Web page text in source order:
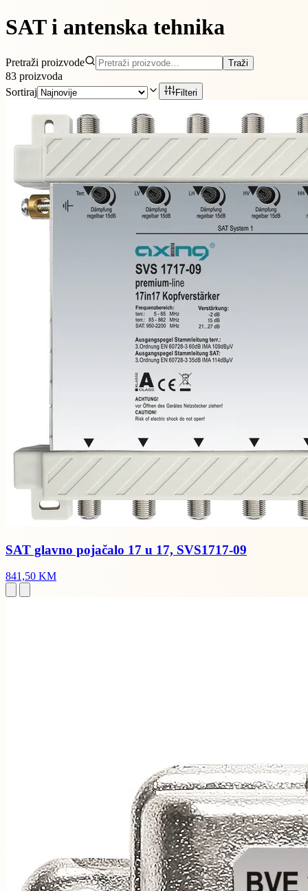
SAT i antenska tehnika
Pretraži proizvode Traži
83 proizvoda
Sortiraj
Filteri
SAT glavno pojačalo 17 u 17, SVS1717-09
841,50 KM